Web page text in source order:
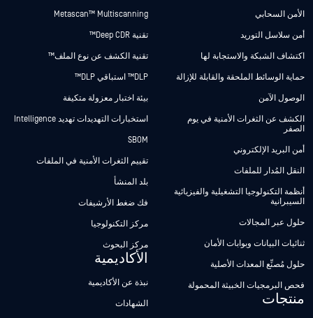
الأمن السحابي
أمن سلاسل التوريد
اكتشاف الشبكة والاستجابة لها
حماية الوسائط الملحقة والقابلة للإزالة
الوصول الآمن
الكشف عن الثغرات الأمنية في يوم
الصفر
أمن البريد الإلكتروني
النقل المُدار للملفات
أنظمة التكنولوجيا التشغيلية والفيزيائية
السيبرانية
حلول عبر المجالات
ثنائيات البيانات وبوابات الأمان
حلول مُصنِّع المعدات الأصلية
فحص البرمجيات الخبيثة المحمولة
منتجات
Metascan™ Multiscanning
تقنية Deep CDR™
تقنية الكشف عن نوع الملف™
DLP™ استباقي DLP™
بيئة اختبار معزولة متكيفة
استخبارات التهديدات تهديد Intelligence
SBOM
تقييم الثغرات الأمنية في الملفات
بلد المنشأ
فك ضغط الأرشيفات
مركز التكنولوجيا
مركز البحوث
الأكاديمية
نبذة عن الأكاديمية
الشهادات